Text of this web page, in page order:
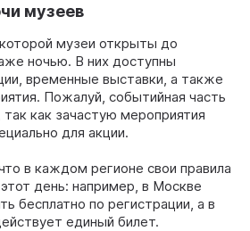
музеев
музеи открыты до
ночью. В них доступны
временные выставки, а также
Пожалуй, событийная часть
как зачастую мероприятия
для акции.
в каждом регионе свои правила
день: например, в Москве
бесплатно по регистрации, а в
единый билет.